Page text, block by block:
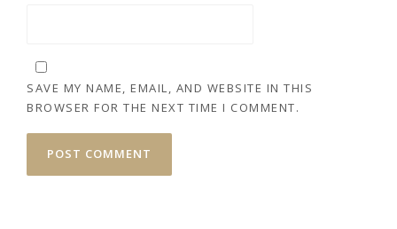
SAVE MY NAME, EMAIL, AND WEBSITE IN THIS
BROWSER FOR THE NEXT TIME I COMMENT.